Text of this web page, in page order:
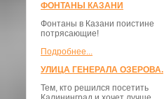
ФОНТАНЫ КАЗАНИ
Фонтаны в Казани поистине
потрясающие!
Подробнее...
УЛИЦА ГЕНЕРАЛА ОЗЕРОВА.
Тем, кто решился посетить